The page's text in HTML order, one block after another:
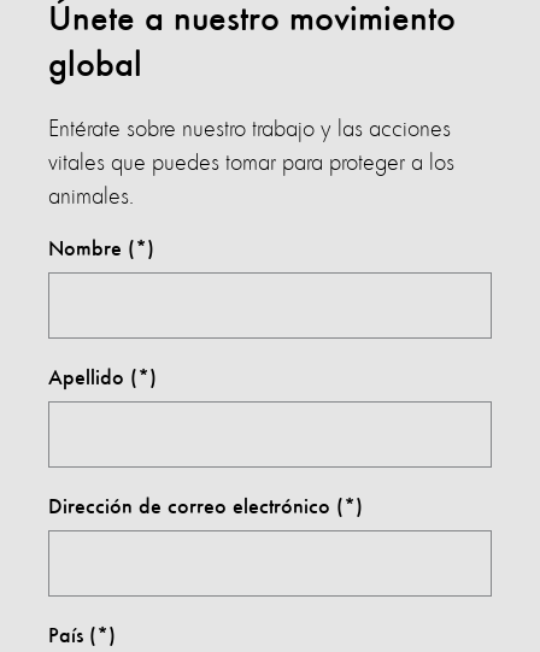
Únete a nuestro movimiento
global
Entérate sobre nuestro trabajo y las acciones
vitales que puedes tomar para proteger a los
animales.
Nombre
Apellido
Dirección de correo electrónico
País